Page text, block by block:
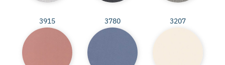
3207
3780
3915